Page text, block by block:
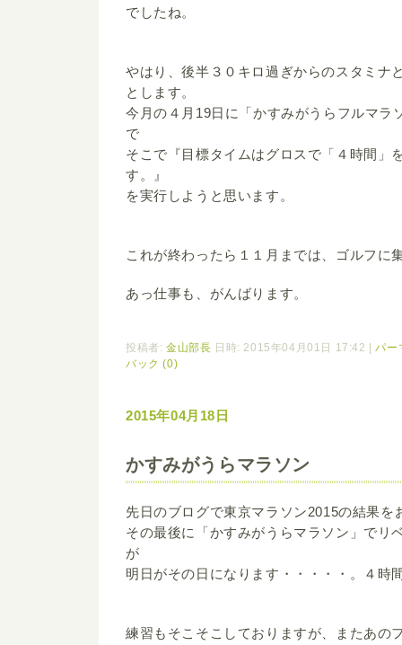
でしたね。
やはり、後半３０キロ過ぎからのスタミナ
とします。
今月の４月19日に「かすみがうらフルマラ
で
そこで『目標タイムはグロスで「４時間」
す。』
を実行しようと思います。
これが終わったら１１月までは、ゴルフに
あっ仕事も、がんばります。
投稿者:金山部長 日時: 2015年04月01日 17:42
パー
バック (0)
2015年04月18日
かすみがうらマラソン
先日のブログで東京マラソン2015の結果を
その最後に「かすみがうらマラソン」でリ
が
明日がその日になります・・・・・。４時
練習もそこそこしておりますが、またあの